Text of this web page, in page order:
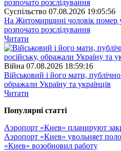
Суспiльство 07.08.2026 19:05:56
На Житомирщині чоловік помер
розпочато розслідування
Читати
Війна 07.08.2026 18:59:16
Військовий і його мати,
ображали Україну та українців
Читати
Популярнi статтi
Аэропорт «Киев» планируют
Аэропорт «Киев» увольняет
«Киев» возобновил работу